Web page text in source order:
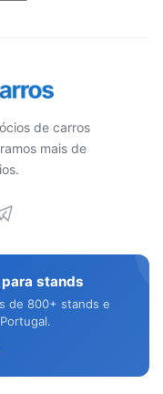
de carros
mais de
stands
de 800+ stands e